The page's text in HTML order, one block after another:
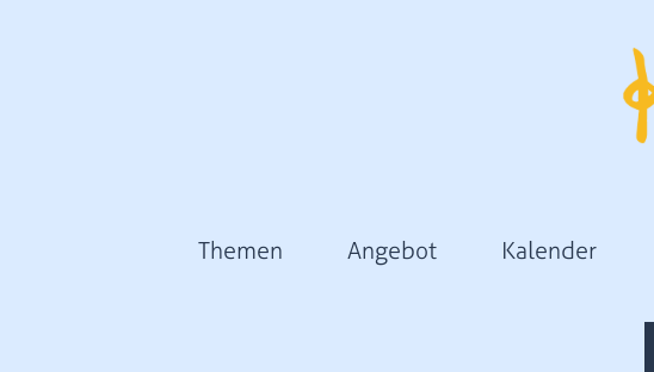
Themen Angebot Kalender